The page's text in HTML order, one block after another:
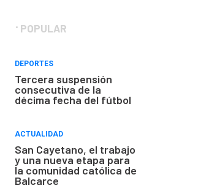
POPULAR
DEPORTES
Tercera suspensión
consecutiva de la
décima fecha del fútbol
ACTUALIDAD
San Cayetano, el trabajo
y una nueva etapa para
la comunidad católica de
Balcarce